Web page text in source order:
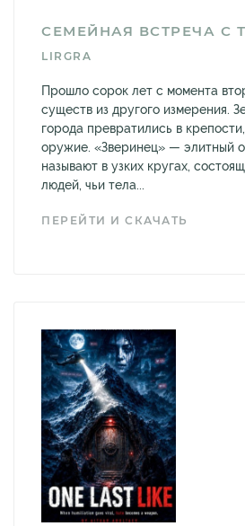
СЕМЕЙНАЯ ВСТРЕЧА С
LIRGRA
Прошло сорок лет с момента
существ из другого измерения.
города превратились в
оружие. «Зверинец» — элитный
называют в узких кругах,
людей, чьи тела...
ПЕРЕЙТИ И СКАЧАТЬ